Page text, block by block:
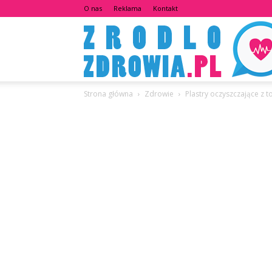
O nas Reklama Kontakt
Strona główna Zdrowie Plastry oczyszczające z